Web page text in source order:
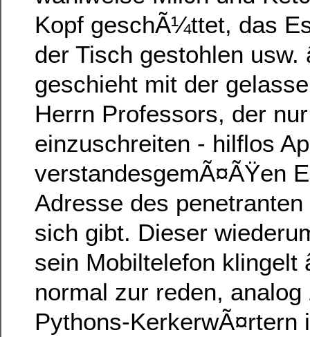
Kopf geschÃ¼ttet, das
der Tisch gestohlen usw.
geschieht mit der
Herrn Professors, der
einzuschreiten - hilflos
verstandesgemÃ¤ÃŸen
Adresse des
sich gibt. Dieser
sein Mobiltelefon klingelt
normal zur reden,
Pythons-KerkerwÃ¤rtern